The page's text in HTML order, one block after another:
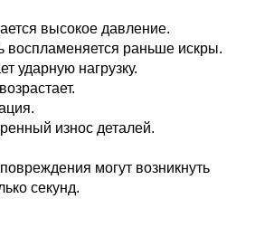
высокое давление.
воспламеняется раньше искры.
ударную нагрузку.
износ деталей.
могут возникнуть
секунд.